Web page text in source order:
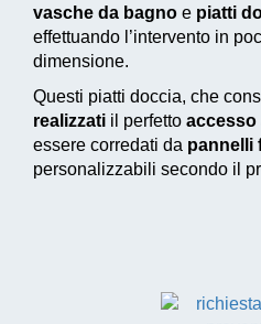
vasche da bagno e piatti
effettuando l’intervento in
dimensione.
Questi piatti doccia, che
realizzati il perfetto accesso
essere corredati da pannelli
personalizzabili secondo il